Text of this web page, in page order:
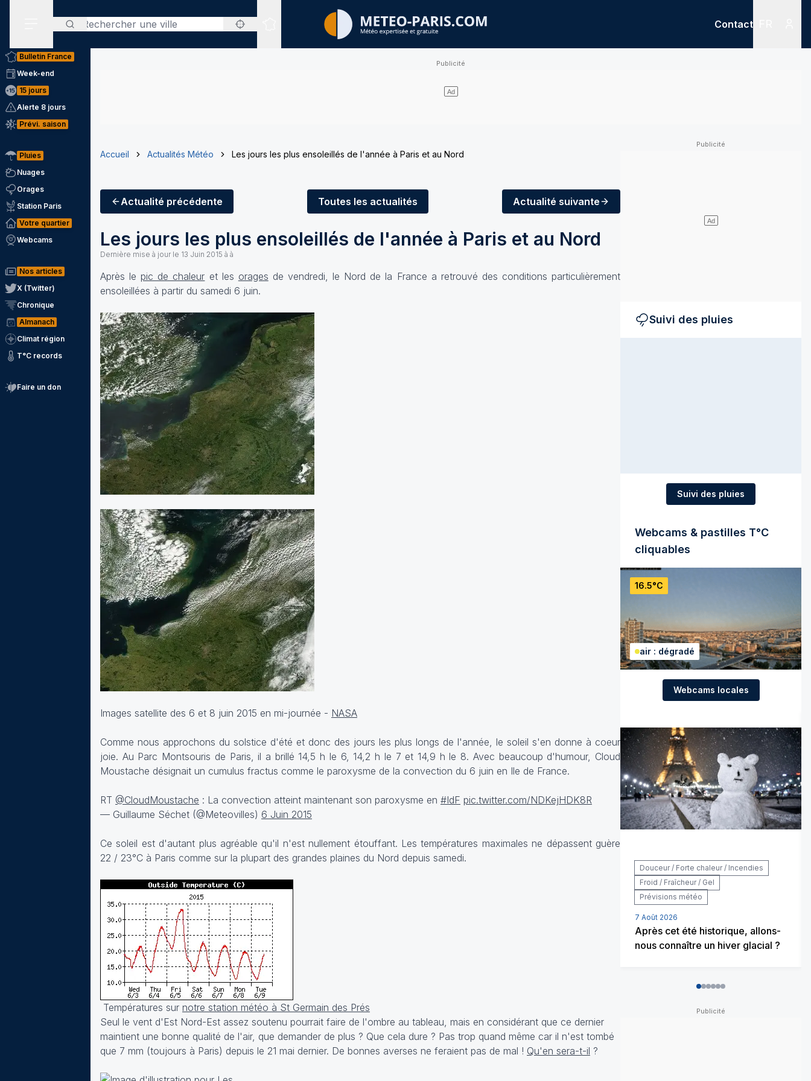
Rechercher
Sites expertisés
Contact
Bulletin France
Week-end
15 jours
Alerte 8 jours
Prévi. saison
Pluies
Nuages
Orages
Station Paris
Votre quartier
Webcams
Nos articles
X (Twitter)
Chronique
Almanach
Climat région
T°C records
Faire un don
Accueil Actualités Météo Les jours les plus ensoleillés de l'année à Paris et au Nord
Actualité précédente Toutes les actualités Actualité suivante
Les jours les plus ensoleillés de l'année à Paris et au Nord
Dernière mise à jour le 13 Juin 2015 à à
Après lepic de chaleur et les orages de vendredi, le Nord de la France a retrouvé des conditions particulièrement
ensoleillées à partir du samedi 6 juin.
Images satellite des 6 et 8 juin 2015 en mi-journée - NASA
Comme nous approchons du solstice d'été et donc des jours les plus longs de l'année, le soleil s'en donne à coeur
joie. Au Parc Montsouris de Paris, il a brillé 14,5 h le 6, 14,2 h le 7 et 14,9 h le 8. Avec beaucoup d'humour, Cloud
Moustache désignait un cumulus fractus comme le paroxysme de la convection du 6 juin en Ile de France.
RT @CloudMoustache : La convection atteint maintenant son paroxysme en #IdF pic.twitter.com/NDKejHDK8R
— Guillaume Séchet (@Meteovilles) 6 Juin 2015
Ce soleil est d'autant plus agréable qu'il n'est nullement étouffant. Les températures maximales ne dépassent guère
22 / 23°C à Paris comme sur la plupart des grandes plaines du Nord depuis samedi.
Températures sur notre station météo à St Germain des Prés
Seul le vent d'Est Nord-Est assez soutenu pourrait faire de l'ombre au tableau, mais en considérant que ce dernier
maintient une bonne qualité de l'air, que demander de plus ? Que cela dure ? Pas trop quand même car il n'est tombé
que 7 mm (toujours à Paris) depuis le 21 mai dernier. De bonnes averses ne feraient pas de mal ! Qu'en sera-t-il ?
Suivi des pluies
Suivi des pluies
Webcams & pastilles T°C
cliquables
16.5°C
air : dégradé
Webcams locales
Douceur / Forte chaleur / Incendies
Froid / Fraîcheur / Gel
Prévisions météo
7 Août 2026
Après cet été historique, allons-
nous connaître un hiver glacial ?
012345